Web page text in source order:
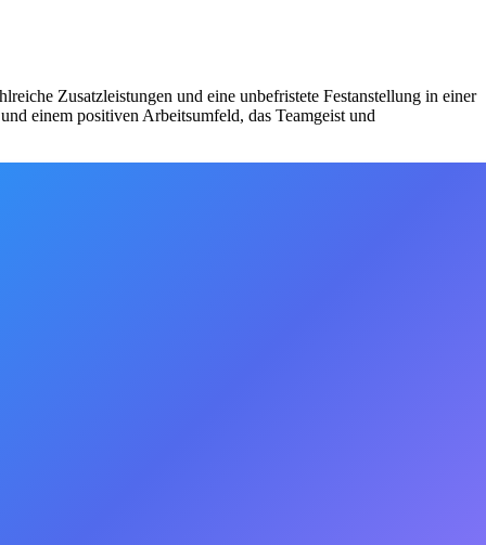
Zusatzleistungen und eine unbefristete Festanstellung in einer
einem positiven Arbeitsumfeld, das Teamgeist und